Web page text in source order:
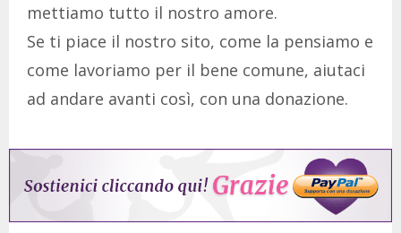
mettiamo tutto il nostro amore.
Se ti piace il nostro sito, come la pensiamo e
come lavoriamo per il bene comune, aiutaci
ad andare avanti così, con una donazione.